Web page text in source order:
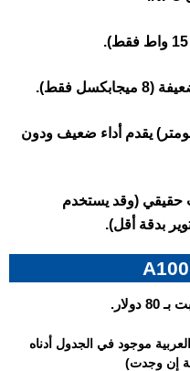
فقط).
بتقنية تصنيع قديمة (12 نانومتر) يقدم أداء ضعيف ودون
(وقد يستخدم
بدقة أقل).
موجود في الجدول أدناه
إن وجدت)